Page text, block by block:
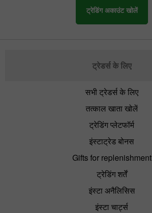
ट्रेडिंग अकाउंट खोलें
ट्रेडर्स के लिए
सभी ट्रेडर्स के लिए
तत्काल खाता खोलें
ट्रेडिंग प्लेटफॉर्म
इंस्टाट्रेड बोनस
Gifts for replenishment
ट्रेडिंग शर्तें
इंस्टा अनैलिसिस
इंस्टा चार्ट्स